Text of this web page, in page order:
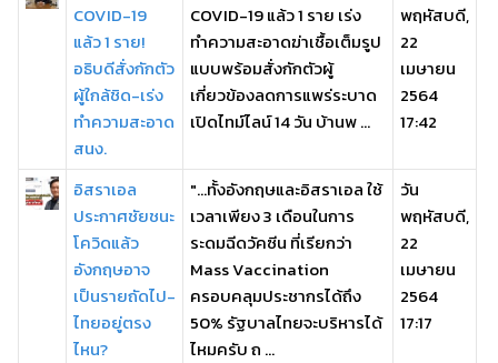
COVID-19
แล้ว 1 ราย!
อธิบดีสั่งกักตัว
ผู้ใกล้ชิด-เร่ง
ทำความสะอาด
สนง.
COVID-19 แล้ว 1 ราย เร่ง
ทำความสะอาดฆ่าเชื้อเต็มรูป
แบบพร้อมสั่งกักตัวผู้
เกี่ยวข้องลดการแพร่ระบาด
เปิดไทม์ไลน์ 14 วัน บ้านพ ...
พฤหัสบดี,
22
เมษายน
2564
17:42
อิสราเอล
ประกาศชัยชนะ
โควิดแล้ว
อังกฤษอาจ
เป็นรายถัดไป-
ไทยอยู่ตรง
ไหน?
"...ทั้งอังกฤษและอิสราเอล ใช้
เวลาเพียง 3 เดือนในการ
ระดมฉีดวัคซีน ที่เรียกว่า
Mass Vaccination
ครอบคลุมประชากรได้ถึง
50% รัฐบาลไทยจะบริหารได้
ไหมครับ ถ ...
วัน
พฤหัสบดี,
22
เมษายน
2564
17:17